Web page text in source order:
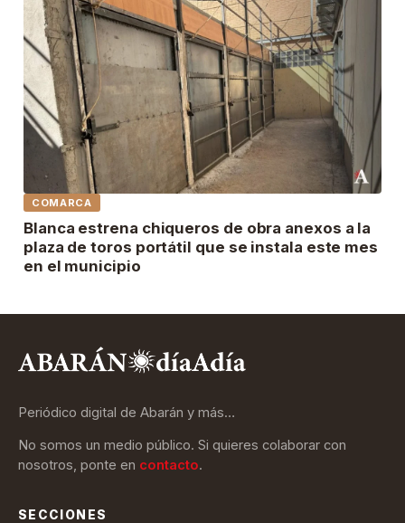
COMARCA
Blanca estrena chiqueros de obra anexos a la
plaza de toros portátil que se instala este mes
en el municipio
Periódico digital de Abarán y más…
No somos un medio público. Si quieres colaborar con
nosotros, ponte en contacto.
SECCIONES